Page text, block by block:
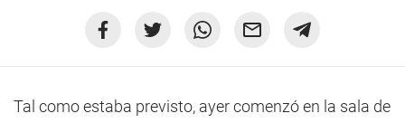
Tal como estaba previsto, ayer comenzó en la sala de